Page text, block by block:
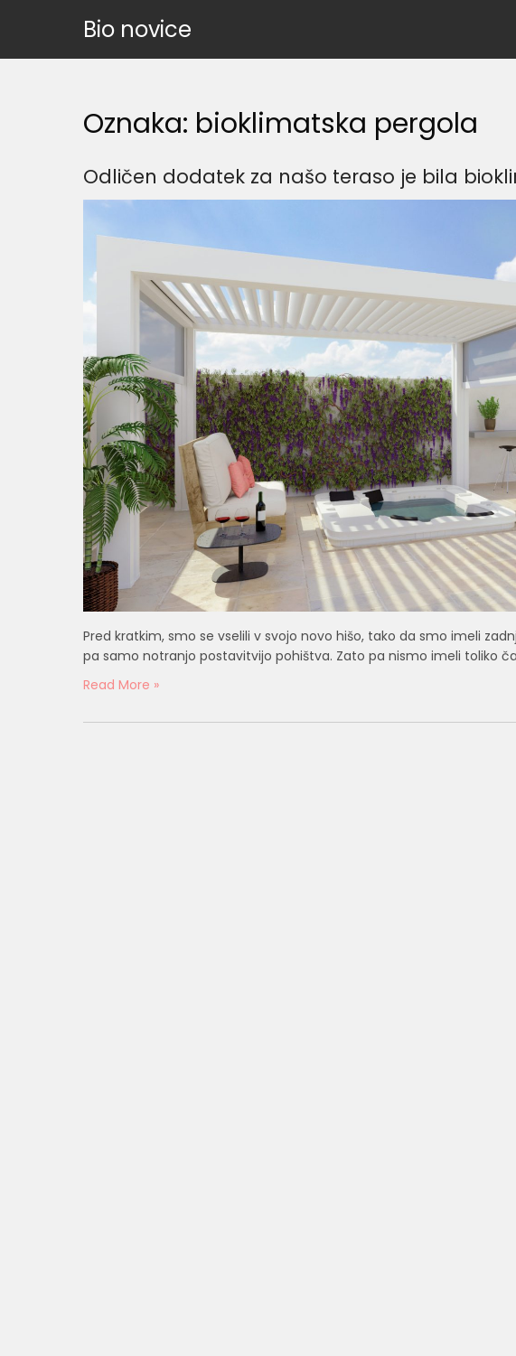
Bio novice
Oznaka: bioklimatska pergola
Odličen dodatek za našo teraso je bila
Pred kratkim, smo se vselili v svojo novo hišo, tako da smo imeli
pa samo notranjo postavitvijo pohištva. Zato pa nismo imeli toliko
Read More »